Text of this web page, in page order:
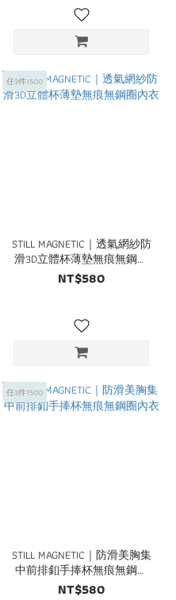
任3件1500
STILL MAGNETIC｜透氣網紗防
滑3D立體杯薄墊無痕無鋼圈
內衣
NT$580
任3件1500
STILL MAGNETIC｜防滑美胸集
中前排釦手捧杯無痕無鋼圈
內衣
NT$580